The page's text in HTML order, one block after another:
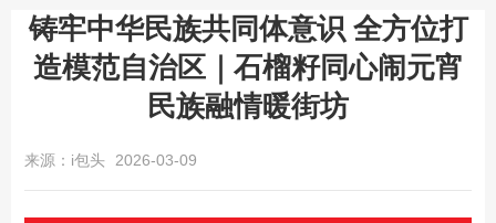
铸牢中华民族共同体意识 全方位打
造模范自治区｜石榴籽同心闹元宵
民族融情暖街坊
来源：i包头 2026-03-09